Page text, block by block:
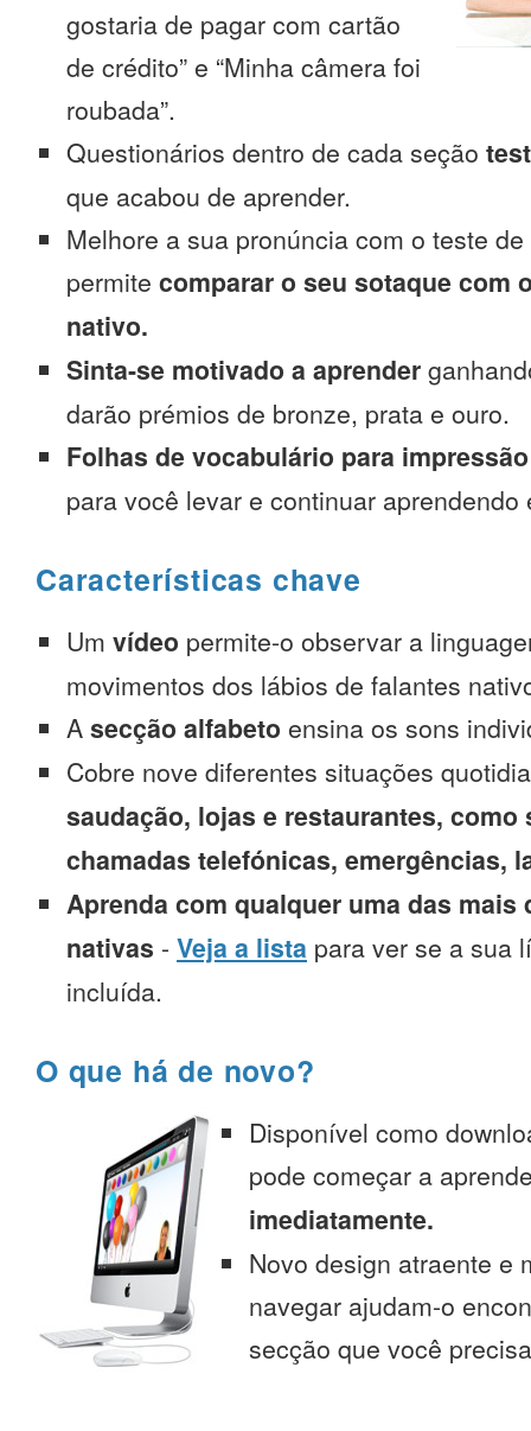
gostaria de pagar com cartão
de crédito” e “Minha câmera foi
roubada”.
Questionários dentro de cada seção
que acabou de aprender.
Melhore a sua pronúncia com o teste
permite comparar o seu sotaque com
nativo.
Sinta-se motivado a aprender
darão prémios de bronze, prata e ouro.
Folhas de vocabulário para impressão
para você levar e continuar aprendendo
Características chave
Um vídeo permite-o observar a
movimentos dos lábios de falantes
A secção alfabeto ensina os sons
Cobre nove diferentes situações
saudação, lojas e restaurantes, como
chamadas telefónicas, emergências,
Aprenda com qualquer uma das mais
nativas - Veja a lista para ver se a sua
incluída.
O que há de novo?
Disponível como
pode começar a
imediatamente.
Novo design atraente e
navegar ajudam-o
secção que você